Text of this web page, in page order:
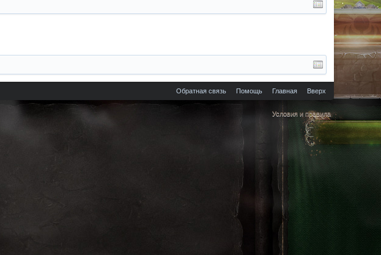
Обратная связь Помощь Главная Вверх
Условия и правила